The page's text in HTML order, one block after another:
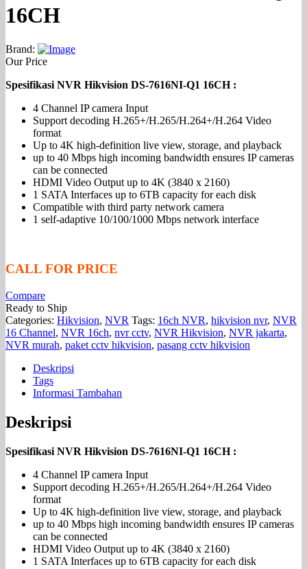
16CH
Brand:
Our Price
Spesifikasi NVR Hikvision DS-7616NI-Q1 16CH :
4 Channel IP camera Input
Support decoding H.265+/H.265/H.264+/H.264 Video
format
Up to 4K high-definition live view, storage, and playback
up to 40 Mbps high incoming bandwidth ensures IP cameras
can be connected
HDMI Video Output up to 4K (3840 x 2160)
1 SATA Interfaces up to 6TB capacity for each disk
Compatible with third party network camera
1 self-adaptive 10/100/1000 Mbps network interface
CALL FOR PRICE
Compare
Ready to Ship
Categories: Hikvision, NVR Tags: 16ch NVR, hikvision nvr, NVR
16 Channel, NVR 16ch, nvr cctv, NVR Hikvision, NVR jakarta,
NVR murah, paket cctv hikvision, pasang cctv hikvision
Deskripsi
Tags
Informasi Tambahan
Deskripsi
Spesifikasi NVR Hikvision DS-7616NI-Q1 16CH :
4 Channel IP camera Input
Support decoding H.265+/H.265/H.264+/H.264 Video
format
Up to 4K high-definition live view, storage, and playback
up to 40 Mbps high incoming bandwidth ensures IP cameras
can be connected
HDMI Video Output up to 4K (3840 x 2160)
1 SATA Interfaces up to 6TB capacity for each disk